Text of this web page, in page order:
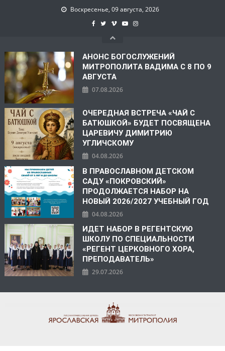
Воскресенье, 09 августа, 2026
АНОНС БОГОСЛУЖЕНИЙ
МИТРОПОЛИТА ВАДИМА С 8 ПО 9
АВГУСТА
07.08.2026
ОЧЕРЕДНАЯ ВСТРЕЧА «ЧАЙ С
БАТЮШКОЙ» БУДЕТ ПОСВЯЩЕНА
ЦАРЕВИЧУ ДИМИТРИЮ
УГЛИЧСКОМУ
04.08.2026
В ПРАВОСЛАВНОМ ДЕТСКОМ
САДУ «ПОКРОВСКИЙ»
ПРОДОЛЖАЕТСЯ НАБОР НА
НОВЫЙ 2026/2027 УЧЕБНЫЙ ГОД
04.08.2026
ИДЕТ НАБОР В РЕГЕНТСКУЮ
ШКОЛУ ПО СПЕЦИАЛЬНОСТИ
«РЕГЕНТ ЦЕРКОВНОГО ХОРА,
ПРЕПОДАВАТЕЛЬ»
29.07.2026